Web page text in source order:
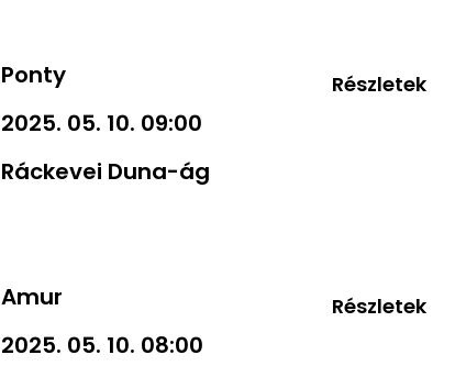
Ponty
2025. 05. 10. 09:00
Ráckevei Duna-ág
Részletek
Amur
2025. 05. 10. 08:00
Részletek